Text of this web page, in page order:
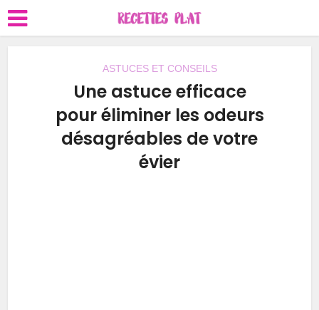
ASTUCES ET CONSEILS
Une astuce efficace
pour éliminer les odeurs
désagréables de votre
évier